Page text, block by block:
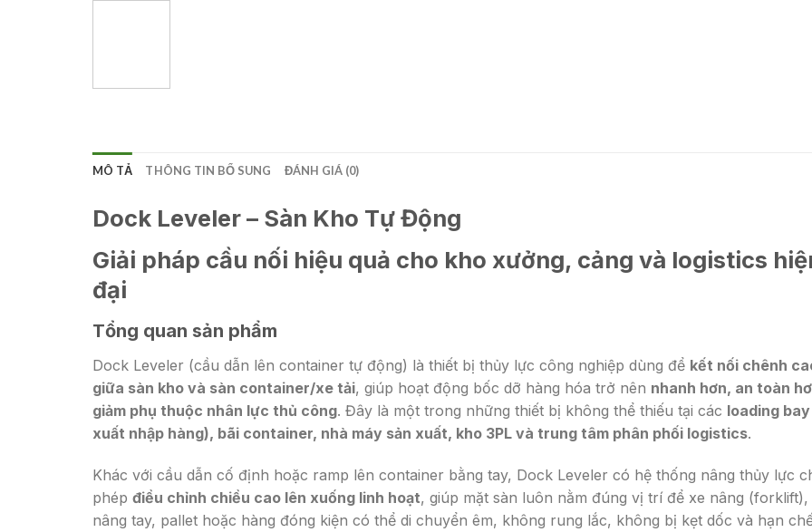
MÔ TẢ THÔNG TIN BỔ SUNG ĐÁNH GIÁ (0)
Dock Leveler – Sàn Kho Tự Động
Giải pháp cầu nối hiệu quả cho kho xưởng, cảng và logistics
đại
Tổng quan sản phẩm
Dock Leveler (cầu dẫn lên container tự động) là thiết bị thủy lực công nghiệp dùng để kết nối chênh
giữa sàn kho và sàn container/xe tải, giúp hoạt động bốc dỡ hàng hóa trở nên nhanh hơn, an toàn
giảm phụ thuộc nhân lực thủ công. Đây là một trong những thiết bị không thể thiếu tại các loading
xuất nhập hàng), bãi container, nhà máy sản xuất, kho 3PL và trung tâm phân phối logistics.
Khác với cầu dẫn cố định hoặc ramp lên container bằng tay, Dock Leveler có hệ thống nâng thủy lực
phép điều chỉnh chiều cao lên xuống linh hoạt, giúp mặt sàn luôn nằm đúng vị trí để xe nâng (forklift),
nâng tay, pallet hoặc hàng đóng kiện có thể di chuyển êm, không rung lắc, không bị kẹt dốc và hạn